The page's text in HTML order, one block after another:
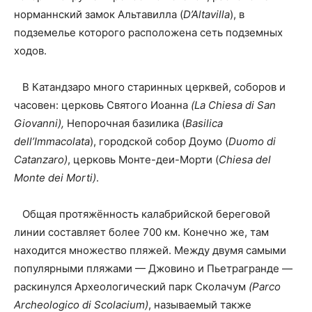
норманнский замок Альтавилла (D’Altavilla), в
подземелье которого расположена сеть подземных
ходов.
В Катандзаро много старинных церквей, соборов и
часовен: церковь Святого Иоанна (La Chiesa di San
Giovanni), Непорочная базилика (Basilica
dell’Immacolata), городской собор Доумо (Duomo di
Catanzaro), церковь Монте-деи-Морти (Chiesa del
Monte dei Morti).
Общая протяжённость калабрийской береговой
линии составляет более 700 км. Конечно же, там
находится множество пляжей. Между двумя самыми
популярными пляжами — Джовино и Пьетрагранде —
раскинулся Археологический парк Сколачум (Parco
Archeologico di Scolacium), называемый также